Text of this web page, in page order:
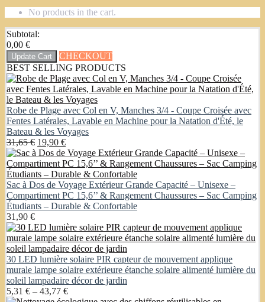
No products in the cart.
Subtotal:
0,00 €
Update Cart
CHECKOUT
BEST SELLING PRODUCTS
Robe de Plage avec Col en V, Manches 3/4 - Coupe Croisée avec
Fentes Latérales, Lavable en Machine pour la Natation d'Été, le
Bateau & les Voyages
31,65€ Original
price
was:
31,65 €.
19,90 €Current
price
is:
19,90 €.
Sac à Dos de Voyage Extérieur Grande Capacité – Unisexe –
Compartiment PC 15,6’’ & Rangement Chaussures – Sac Camping
Étudiants – Durable & Confortable
31,90 €
30 LED lumière solaire PIR capteur de mouvement applique
murale lampe solaire extérieure étanche solaire alimenté lumière du
soleil lampadaire décor de jardin
5,31 € – 43,77 €Price